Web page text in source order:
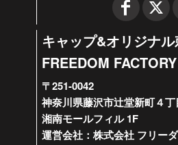
キャップ&オリジナ
FREEDOM FACTORY
〒251-0042
神奈川県藤沢市辻堂新町４丁
湘南モールフィル 1F
運営会社：株式会社 フリー